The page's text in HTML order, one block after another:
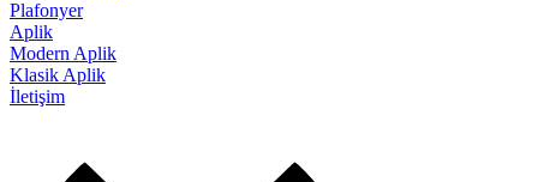
Plafonyer
Aplik
Modern Aplik
Klasik Aplik
İletişim